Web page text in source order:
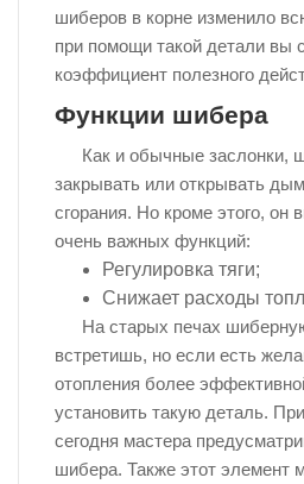
шиберов в корне изменило
при помощи такой детали вы
коэффициент полезного
Функции шибера
Как и обычные заслонки,
закрывать или открывать
сгорания. Но кроме этого, он
очень важных функций:
Регулировка тяги;
Снижает расходы
На старых печах
встретишь, но если есть
отопления более
установить такую деталь.
сегодня мастера
шибера. Также этот элемент